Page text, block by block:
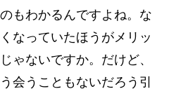
もわかるんですよね。な
なっていたほうがメリッ
ゃないですか。だけど、
会うこともないだろう引